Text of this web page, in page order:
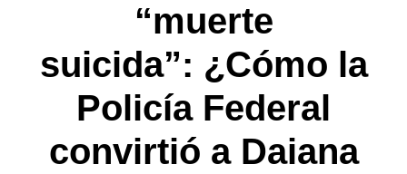
“muerte
suicida”: ¿Cómo la
Policía Federal
convirtió a Daiana